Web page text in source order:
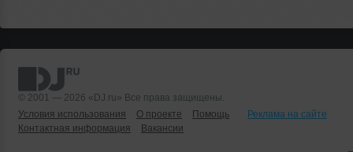
© 2001 — 2026 «DJ.ru» Все права защищены.
Условия использования
О проекте Помощь
Реклама на сайте
Контактная информация
Вакансии